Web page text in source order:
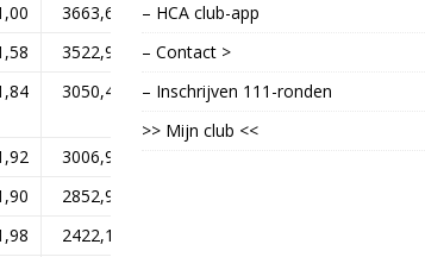
3663,6
3522,9
3050,4
3006,9
2852,9
2422,1
– HCA club-app
– Contact >
– Inschrijven 111-ronden
>> Mijn club <<